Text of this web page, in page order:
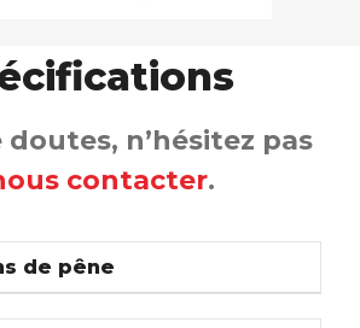
doutes, n’hésitez pas
contacter.
de pêne